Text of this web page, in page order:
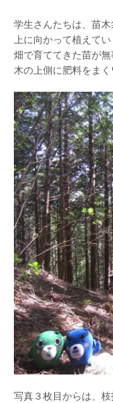
学生さんたちは、苗
上に向かって植えてい
畑で育ててきた苗が
木の上側に肥料をまく
写真３枚目からは、枝